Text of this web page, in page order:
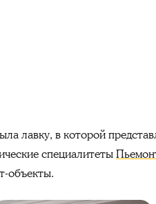
лавку, в которой
специалитеты
объекты.